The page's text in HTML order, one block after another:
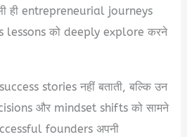
ही entrepreneurial journeys
lessons को deeply explore करने
stories नहीं बताती, बल्कि उन
और mindset shifts को सामने
founders अपनी